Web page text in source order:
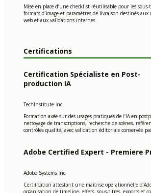
Mise en place d’une checklist réutilisable pour les
formats d’image et paramètres de livraison destinés aux
web et aux validations internes.
Certifications
Certification Spécialiste en Post-
production IA
TechInstitute Inc.
Formation axée sur des usages pratiques de l’IA en
nettoyage de transcriptions, recherche de scènes,
contrôles qualité, avec validation éditoriale conservée
Adobe Certified Expert - Premiere
Adobe Systems Inc.
Certification attestant une maîtrise opérationnelle
organisation de timeline, effets, sous-titres, exports et